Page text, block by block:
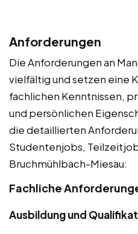
Anforderungen
Die Anforderungen an
vielfältig und setzen eine
fachlichen Kenntnissen,
und persönlichen
die detaillierten
Studentenjobs,
Bruchmühlbach-Miesau:
Fachliche
Ausbildung und